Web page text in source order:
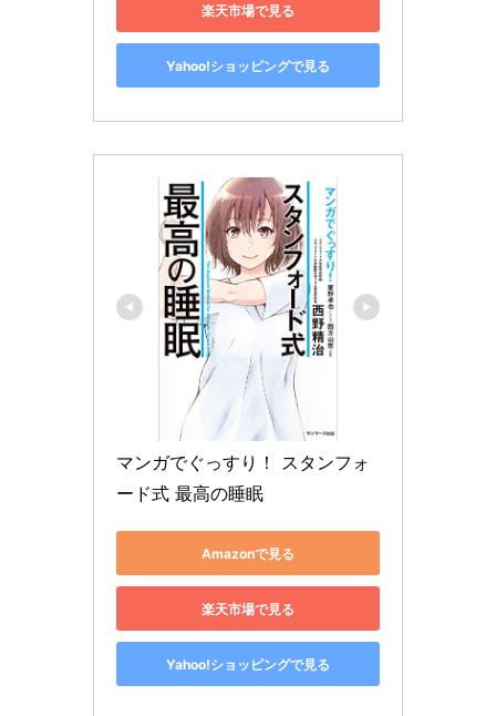
楽天市場で見る
Yahoo!ショッピングで見る
マンガでぐっすり！ スタンフォ
ード式 最高の睡眠
Amazonで見る
楽天市場で見る
Yahoo!ショッピングで見る